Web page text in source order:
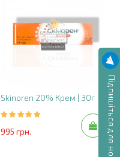
Підпишіться для новин
Skinoren 20% Крем | 30г
995 грн.